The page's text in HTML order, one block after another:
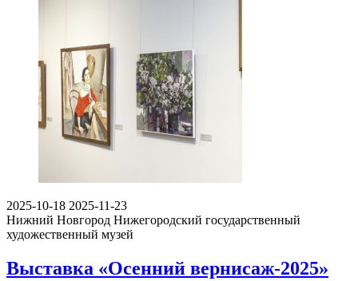
2025-10-18 2025-11-23
Нижний Новгород Нижегородский государственный
художественный музей
Выставка «Осенний вернисаж-2025»